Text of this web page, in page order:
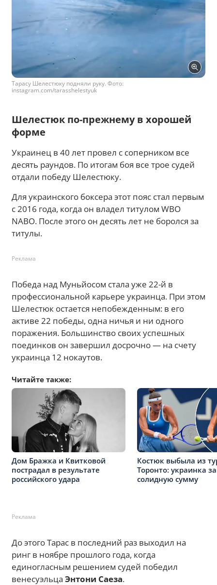
Тарасу Шелестюку подняли руку. Фото:
instagram.com/tarasshelestyuk
Шелестюк по-прежнему в хорошей
форме
Украинец в 40 лет провел с соперником все
десять раундов. По итогам боя все трое судей
отдали победу Шелестюку.
Для украинского боксера этот пояс стал первым
с 2016 года, когда он владел титулом WBO
NABO. После этого он десять лет не боролся за
титулы.
Реклама
Победа над Муньйосом стала уже 22-й в
профессиональной карьере украинца. При этом
Шелестюк остается непобежденным: в его
активе 22 победы, одна ничья и ни одного
поражения. Большинство своих успешных
поединков он завершил досрочно — на счету
украинца 12 нокаутов.
Читайте также:
Дом Бражка и Квитковой
пострадал в результате
российского удара
Костюк выбыла из
Торонто: украинка
солидную сумму
Реклама
До этого Тарас в последний раз выходил на
ринг в ноябре прошлого года, когда
единогласным решением судей победил
венесуэльца Энтони Саеза.